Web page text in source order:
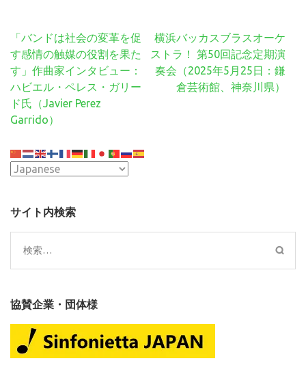
投
稿
ナ
ビ
ゲ
ー
ョ
ン
「バンドは社会の変革を促
す感情の触媒の役割を果た
す」作曲家インタビュー：
ハビエル・ペレス・ガリー
ド氏（Javier Perez
Garrido）
横浜バッカスブラスオーケ
ストラ！ 第50回記念定期演
奏会（2025年5月25日：鎌
倉芸術館、神奈川県）
サイト内検索
検
索:
協賛企業・団体様